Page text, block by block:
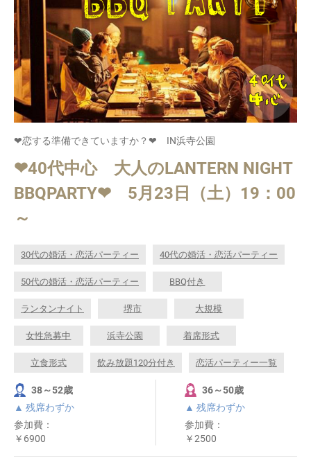
❤恋する準備できていますか？❤ IN浜寺公園
❤40代中心 大人のLANTERN NIGHT
BBQPARTY❤ 5月23日（土）19：00
～
30代の婚活・恋活パーティー 40代の婚活・恋活パーティー
50代の婚活・恋活パーティー BBQ付き
ランタンナイト 堺市 大規模
女性急募中 浜寺公園 着席形式
立食形式 飲み放題120分付き 恋活パーティー一覧
38～52歳
▲ 残席わずか
参加費：
￥6900
36～50歳
▲ 残席わずか
参加費：
￥2500